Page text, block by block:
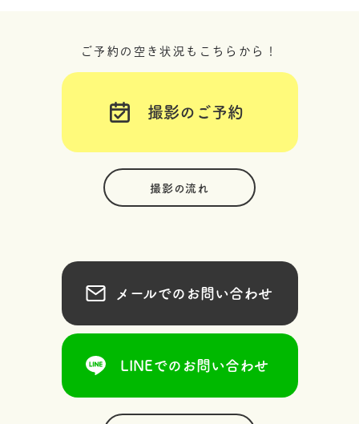
ご予約の空き状況もこちらから！
撮影のご予約
撮影の流れ
メールでのお問い合わせ
LINEでのお問い合わせ